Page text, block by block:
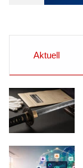
Aktuell